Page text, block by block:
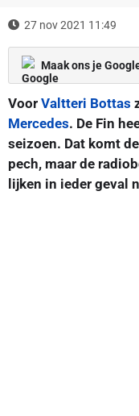
27 nov 2021 11:49
Maak ons je
Voor Valtteri Bottas
Mercedes. De Fin
seizoen. Dat komt
pech, maar de
lijken in ieder geval